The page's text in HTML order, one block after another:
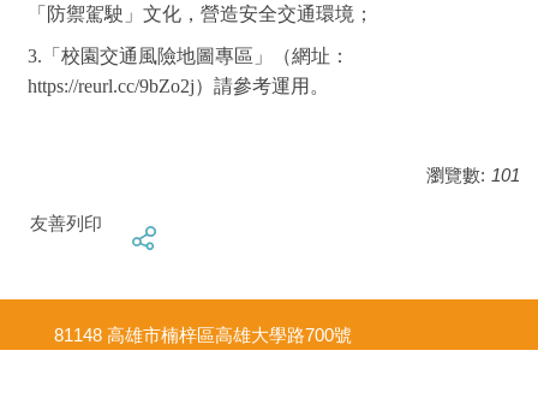
「防禦駕駛」文化，營造安全交通環境；
3. 「校園交通風險地圖專區」（網址：
https://reurl.cc/9bZo2j）請參考運用。
瀏覽數: 101
友善列印
81148 高雄市楠梓區高雄大學路700號